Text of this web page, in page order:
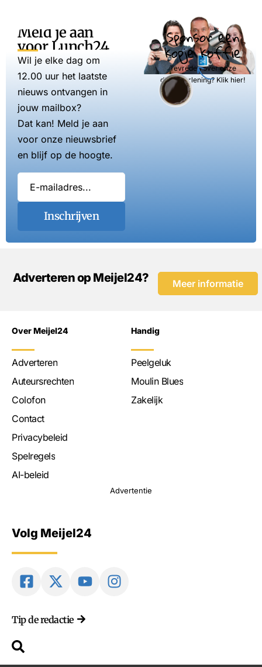
Meld je aan
voor Lunch24
Wil je elke dag om
12.00 uur het laatste
nieuws ontvangen in
jouw mailbox?
Dat kan! Meld je aan
voor onze nieuwsbrief
en blijf op de hoogte.
Inschrijven
Sponsor een
kopje koffie
Tevreden over onze
dienstverlening? Klik hier!
Adverteren op Meijel24? Meer informatie
Over Meijel24
Adverteren
Auteursrechten
Colofon
Contact
Privacybeleid
Spelregels
AI-beleid
Handig
Peelgeluk
Moulin Blues
Zakelijk
Advertentie
Volg Meijel24
Tip de redactie